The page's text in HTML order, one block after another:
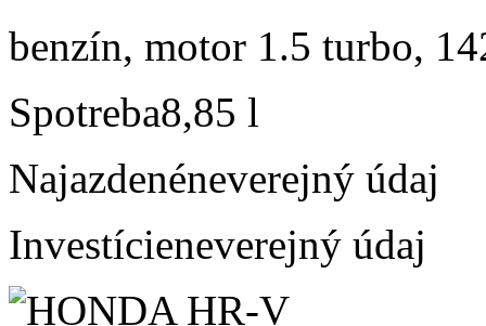
benzín, motor 1.5 turbo,
Spotreba8,85 l
Najazdenéneverejný údaj
Investícieneverejný údaj